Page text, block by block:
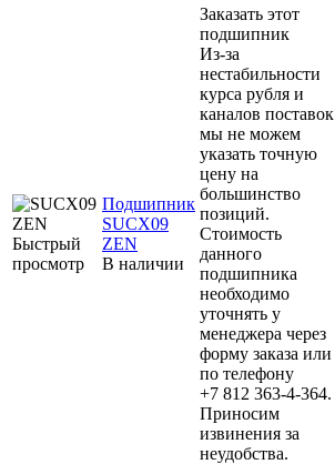
Быстрый
просмотр
Подшипник
SUCX09
ZEN
В наличии
Заказать этот
подшипник
Из-за
нестабильности
курса рубля и
каналов поставок
мы не можем
указать точную
цену на
большинство
позиций.
Стоимость
данного
подшипника
необходимо
уточнять у
менеджера через
форму заказа или
по телефону
+7 812 363-4-364.
Приносим
извинения за
неудобства.